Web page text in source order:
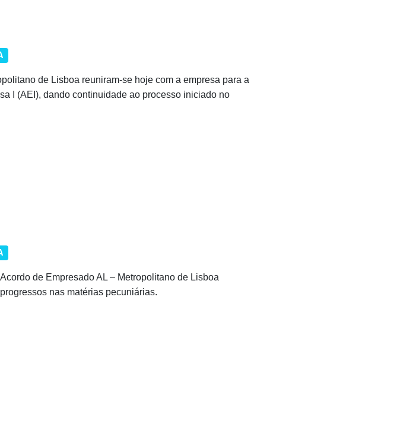
de Lisboa reuniram-se hoje com a empresa para a
I (AEI), dando continuidade ao processo iniciado no
de Empresado AL – Metropolitano de Lisboa
nas matérias pecuniárias.